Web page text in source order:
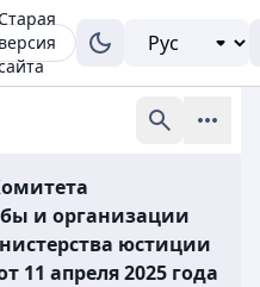
версия
и организации
юстиции
11 апреля 2025 года